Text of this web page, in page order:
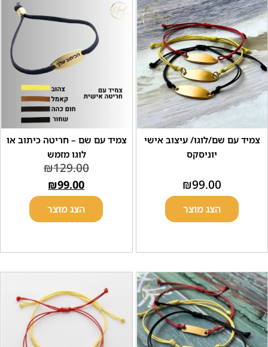
שם/לוגו/ עיצוב אישי
₪
הצג מוצר
צמיד עם שם – חריטה כיתוב או
לוגו מזמש
₪129.00
₪
הצג מוצר